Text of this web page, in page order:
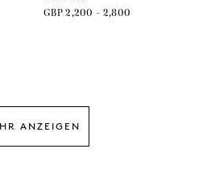
GBP 2,200 - 2,800
ANZEIGEN